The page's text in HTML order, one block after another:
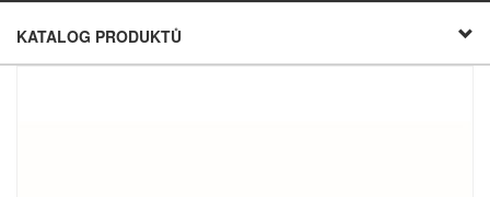
KATALOG PRODUKTŮ